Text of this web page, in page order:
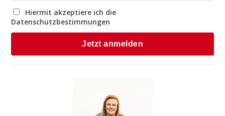
Hiermit akzeptiere ich die
Datenschutzbestimmungen